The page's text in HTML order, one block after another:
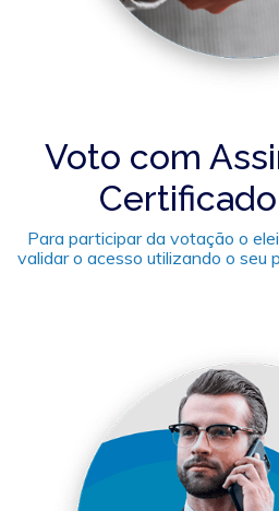
Voto com
Para participar da votação o
validar o acesso utilizando o seu